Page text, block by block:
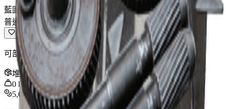
藍圖
普通
可部署的掩體，能夠阻擋傷害直到被摧毀。
堆疊:1
0 kg
5,000